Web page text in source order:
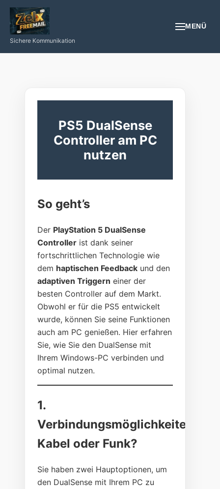
Sichere Kommunikation
MENÜ
GESUNDHEIT
PS5 DualSense
Controller am PC
nutzen
So geht’s
Der PlayStation 5 DualSense
Controller ist dank seiner
fortschrittlichen Technologie wie
dem haptischen Feedback und den
adaptiven Triggern einer der
besten Controller auf dem Markt.
Obwohl er für die PS5 entwickelt
wurde, können Sie seine Funktionen
auch am PC genießen. Hier erfahren
Sie, wie Sie den DualSense mit
Ihrem Windows-PC verbinden und
optimal nutzen.
1.
Verbindungsmöglichkeiten:
Kabel oder Funk?
Sie haben zwei Hauptoptionen, um
den DualSense mit Ihrem PC zu